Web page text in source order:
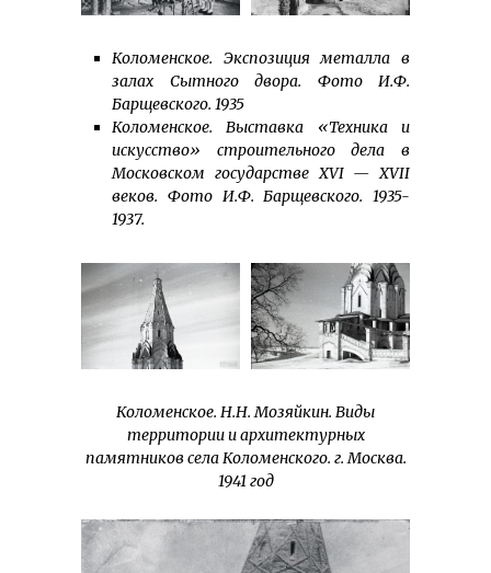
Коломенское. Экспозиция металла в
залах Сытного двора. Фото И.Ф.
Барщевского. 1935
Коломенское. Выставка «Техника и
искусство» строительного дела в
Московском государстве XVI — XVII
веков. Фото И.Ф. Барщевского. 1935-
1937.
Коломенское. Н.Н. Мозяйкин. Виды
территории и архитектурных
памятников села Коломенского. г. Москва.
1941 год